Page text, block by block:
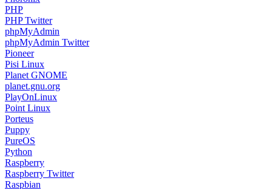
PHP
PHP Twitter
phpMyAdmin
phpMyAdmin Twitter
Pioneer
Pisi Linux
Planet GNOME
planet.gnu.org
PlayOnLinux
Point Linux
Porteus
Puppy
PureOS
Python
Raspberry
Raspberry Twitter
Raspbian